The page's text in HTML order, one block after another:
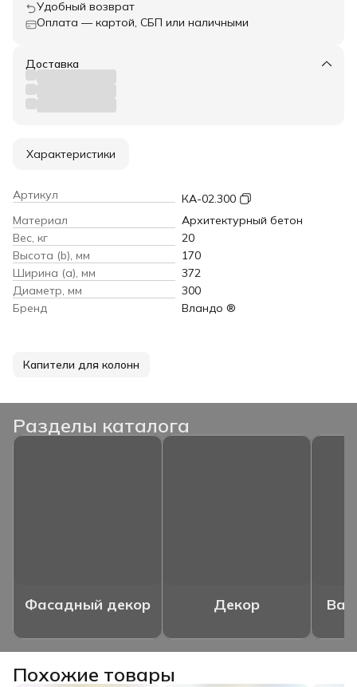
Удобный возврат
Оплата — картой, СБП или наличными
Доставка
Характеристики
Артикул
КА-02.300
Материал
Архитектурный бетон
Вес, кг
20
Высота (b), мм
170
Ширина (a), мм
372
Диаметр, мм
300
Бренд
Вландо ®
Капители для колонн
Разделы каталога
Фасадный декор Декор
Похожие товары